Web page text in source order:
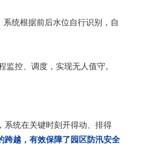
系统根据前后水位自行识别，自
控、调度，实现无人值守。
系统在关键时刻开得动、排得
跨越，有效保障了园区防汛安全